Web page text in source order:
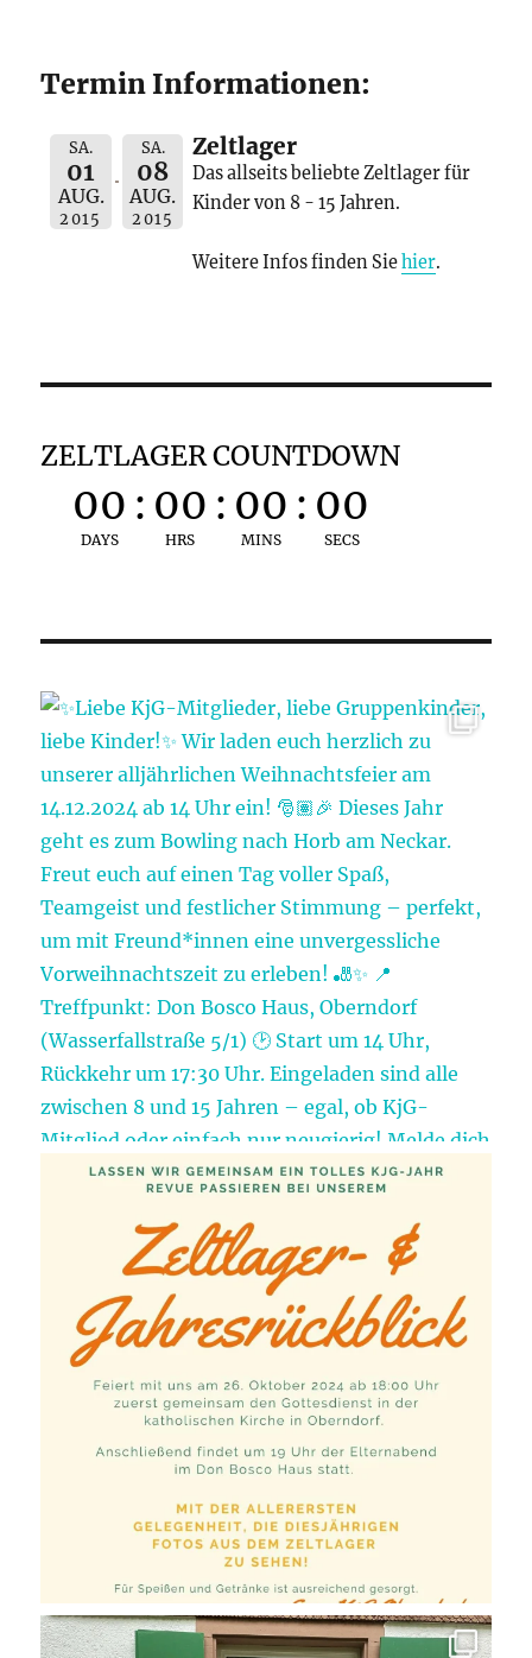
Termin Informationen:
SA.
01
AUG.
2015
SA.
08
AUG.
2015
Zeltlager
Das allseits beliebte Zeltlager für
Kinder von 8 - 15 Jahren.
Weitere Infos finden Siehier.
ZELTLAGER COUNTDOWN
00
DAYS
: 00
HRS
: 00
MINS
: 00
SECS